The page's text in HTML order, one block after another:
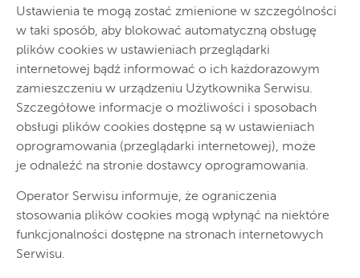
Ustawienia te mogą zostać zmienione w szczególności
w taki sposób, aby blokować automatyczną obsługę
plików cookies w ustawieniach przeglądarki
internetowej bądź informować o ich każdorazowym
zamieszczeniu w urządzeniu Użytkownika Serwisu.
Szczegółowe informacje o możliwości i sposobach
obsługi plików cookies dostępne są w ustawieniach
oprogramowania (przeglądarki internetowej), może
je odnaleźć na stronie dostawcy oprogramowania.
Operator Serwisu informuje, że ograniczenia
stosowania plików cookies mogą wpłynąć na niektóre
funkcjonalności dostępne na stronach internetowych
Serwisu.